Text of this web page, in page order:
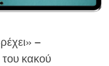
–
του κακού